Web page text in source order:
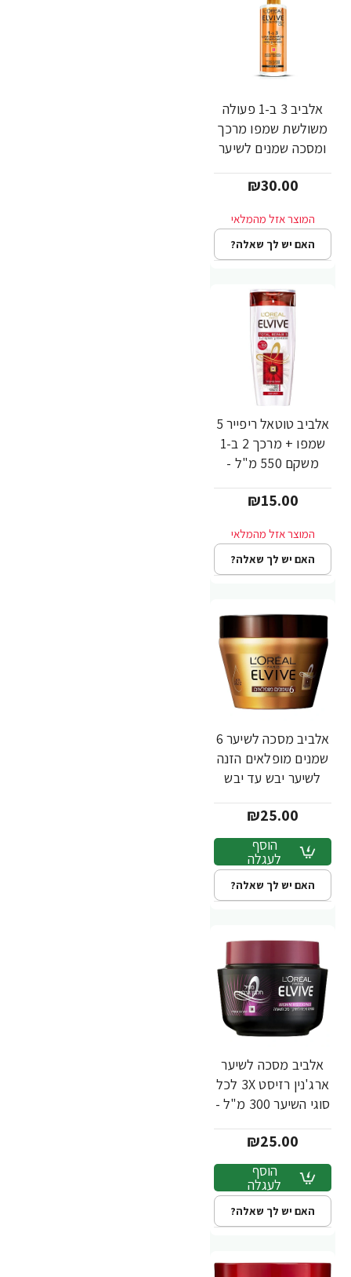
אלביב 3 ב-1 פעולה
משולשת שמפו מרכך
ומסכה שמנים לשיער
לאריאל
₪30.00
האם יש לך שאלה?
אלביב טוטאל ריפייר 5
שמפו + מרכך 2 ב-1
משקם 550 מ"ל -
₪15.00
האם יש לך שאלה?
אלביב מסכה לשיער 6
שמנים מופלאים הזנה
לשיער יבש עד יבש
לאריאל
₪25.00
הוסף
לעגלה
האם יש לך שאלה?
אלביב מסכה לשיער
ארג'נין רזיסט 3X לכל
סוגי השיער 300 מ"ל -
₪25.00
הוסף
לעגלה
האם יש לך שאלה?